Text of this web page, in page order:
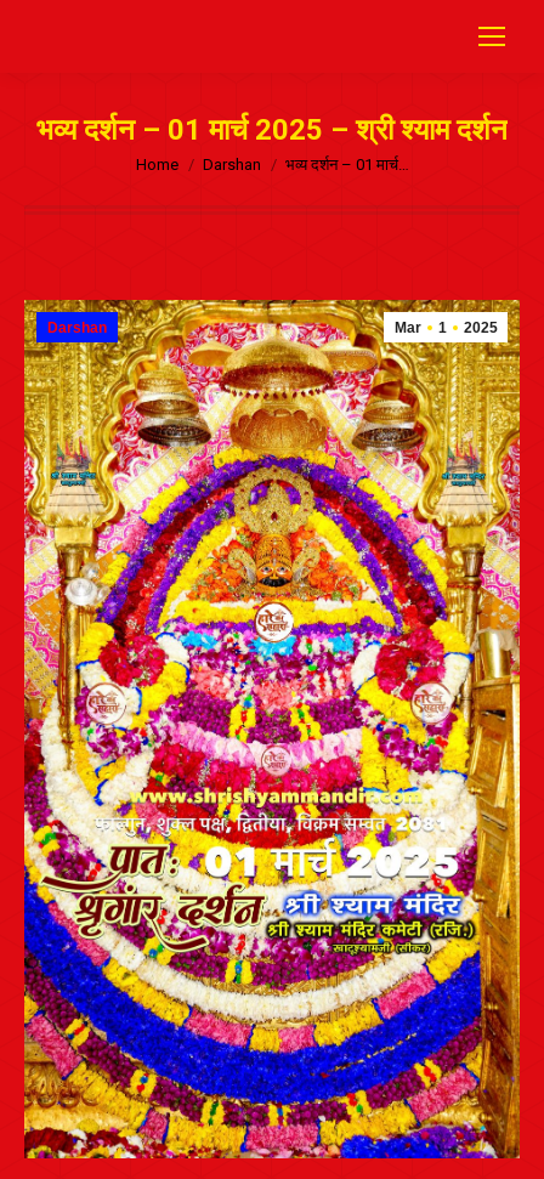
भव्य दर्शन – 01 मार्च 2025 – श्री श्याम दर्शन
Home Darshan भव्य दर्शन – 01 मार्च…
Mar 1 2025
Darshan